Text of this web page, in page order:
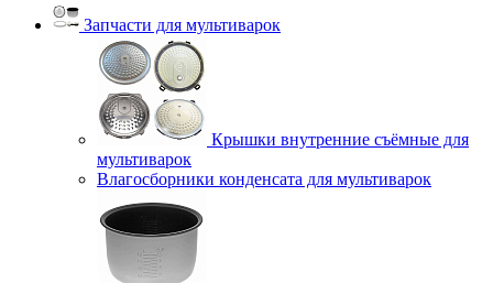
Запчасти для мультиварок
Крышки внутренние съёмные для
мультиварок
Влагосборники конденсата для мультиварок